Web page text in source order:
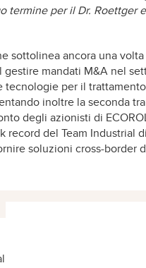
termine per il Dr. Roettger
sottolinea ancora una volta
mandati M&A nel
tecnologie per il
inoltre la seconda
degli azionisti di
record del Team Industrial di
soluzioni cross-border